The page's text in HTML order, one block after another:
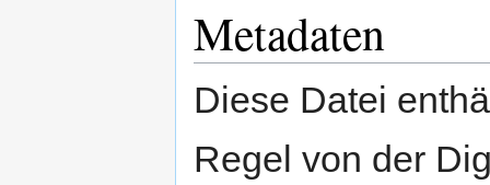
Metadaten
Diese Datei
Regel von der